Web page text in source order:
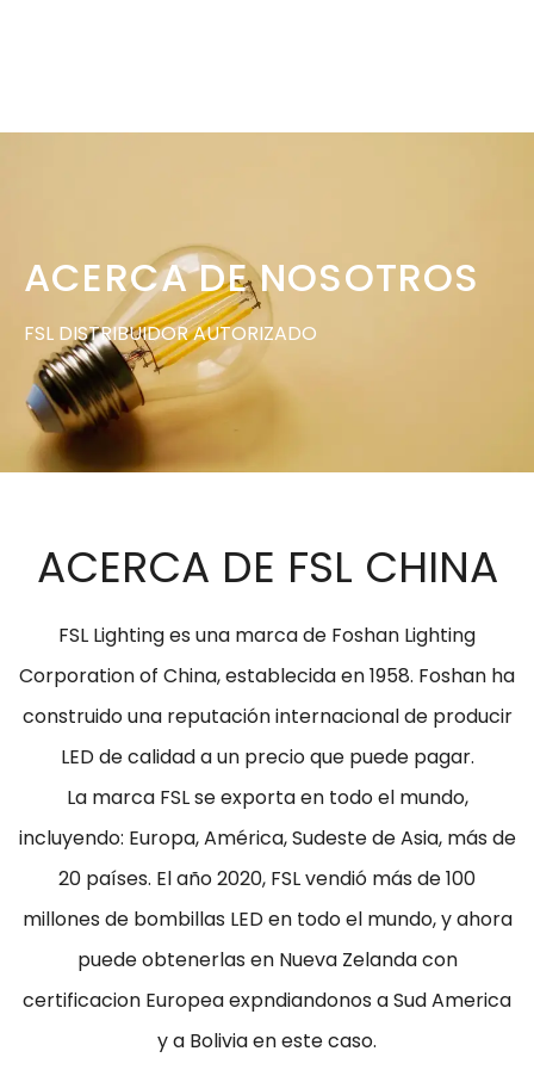
ACERCA DE NOSOTROS
FSL DISTRIBUIDOR AUTORIZADO
ACERCA DE FSL CHINA
FSL Lighting es una marca de Foshan Lighting
Corporation of China, establecida en 1958. Foshan ha
construido una reputación internacional de producir
LED de calidad a un precio que puede pagar.
La marca FSL se exporta en todo el mundo,
incluyendo: Europa, América, Sudeste de Asia, más de
20 países. El año 2020, FSL vendió más de 100
millones de bombillas LED en todo el mundo, y ahora
puede obtenerlas en Nueva Zelanda con
certificacion Europea expndiandonos a Sud America
y a Bolivia en este caso.